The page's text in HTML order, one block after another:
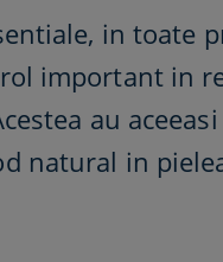
in toate
important in
au
natural in